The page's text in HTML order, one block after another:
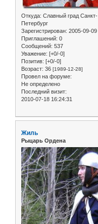
Откуда: Славный град Санкт-
Петербург
Зарегистрирован: 2005-09-09
Приглашений: 0
Сообщений: 537
Уважение: [+0/-0]
Позитив: [+0/-0]
Возраст: 36 [1989-12-28]
Провел на форуме:
Не определено
Последний визит:
2010-07-18 16:24:31
Жиль
Рыцарь Ордена